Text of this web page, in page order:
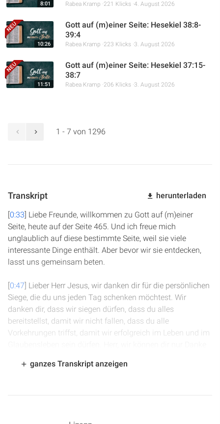
8:01 Rabea Kramp 221 Klicks 4. August 2026
10:26
Gott auf (m)einer Seite: Hesekiel 38:8-
39:4
Rabea Kramp 223 Klicks 3. August 2026
11:51
Gott auf (m)einer Seite: Hesekiel 37:15-
38:7
Rabea Kramp 206 Klicks 3. August 2026
1 - 7 von 1296
Transkript herunterladen
[0:33] Liebe Freunde, willkommen zu Gott auf (m)einer
Seite, heute auf der Seite 465. Und ich freue mich
unglaublich auf diese bestimmte Seite, weil sie viele
interessante Dinge enthält. Aber bevor wir sie entdecken,
lasst uns gemeinsam beten.
[0:47] Lieber Herr Jesus, wir danken dir für die persönlichen
Siege, die du uns jeden Tag schenken möchtest. Wir
danken dir, dass wir siegen dürfen, dass du alles
bereitstellst, damit wir nicht fallen, dass du alle
Vorkehrungen triffst, damit wir erfolgreich im Leben und im
Siege schenkst. Amen.
ganzes Transkript anzeigen